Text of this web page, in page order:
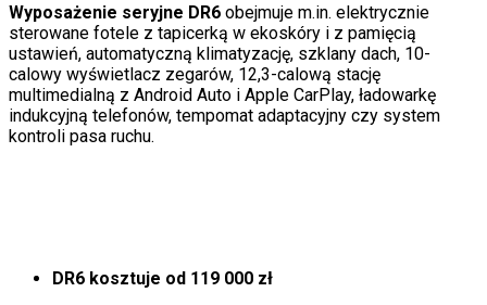
Wyposażenie seryjne DR6 obejmuje m.in. elektrycznie
sterowane fotele z tapicerką w ekoskóry i z pamięcią
ustawień, automatyczną klimatyzację, szklany dach, 10-
calowy wyświetlacz zegarów, 12,3-calową stację
multimedialną z Android Auto i Apple CarPlay, ładowarkę
indukcyjną telefonów, tempomat adaptacyjny czy system
kontroli pasa ruchu.
DR6 kosztuje od 119 000 zł